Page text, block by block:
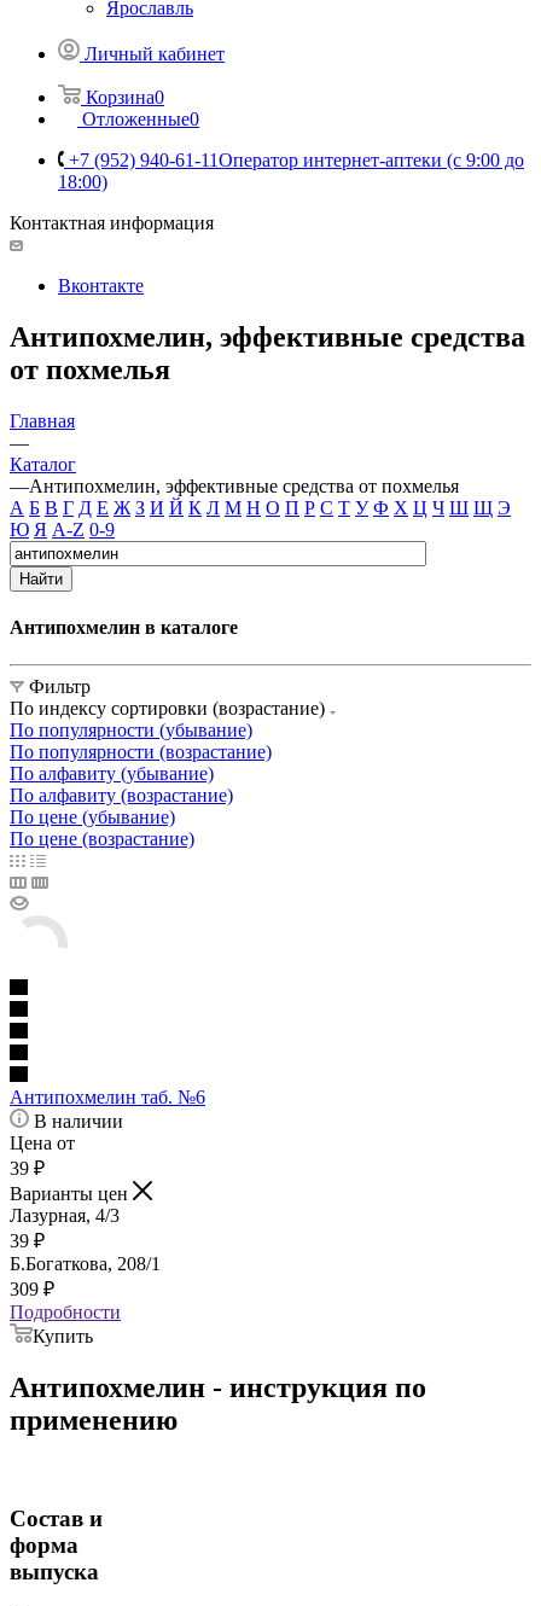
Ярославль
Личный кабинет
Корзина0
Отложенные0
+7 (952) 940-61-11Оператор интернет-аптеки (с 9:00 до
18:00)
Контактная информация
Вконтакте
Антипохмелин, эффективные средства
от похмелья
Главная
—
Каталог
—Антипохмелин, эффективные средства от похмелья
А Б В Г Д Е Ж З И Й К Л М Н О П Р С Т У Ф Х Ц Ч Ш Щ Э
Ю Я A-Z 0-9
Найти
Антипохмелин в каталоге
Фильтр
По индексу сортировки (возрастание)
По популярности (убывание)
По популярности (возрастание)
По алфавиту (убывание)
По алфавиту (возрастание)
По цене (убывание)
По цене (возрастание)
Антипохмелин таб. №6
В наличии
Цена от
39 ₽
Варианты цен
Лазурная, 4/3
39 ₽
Б.Богаткова, 208/1
309 ₽
Подробности
Купить
Антипохмелин - инструкция по
применению
Состав и
форма
выпуска